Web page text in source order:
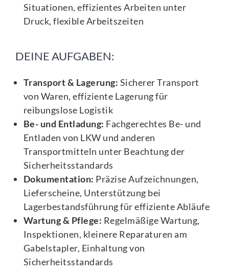
Situationen, effizientes Arbeiten unter
Druck, flexible Arbeitszeiten
DEINE AUFGABEN:
Transport & Lagerung: Sicherer Transport
von Waren, effiziente Lagerung für
reibungslose Logistik
Be- und Entladung: Fachgerechtes Be- und
Entladen von LKW und anderen
Transportmitteln unter Beachtung der
Sicherheitsstandards
Dokumentation: Präzise Aufzeichnungen,
Lieferscheine, Unterstützung bei
Lagerbestandsführung für effiziente Abläufe
Wartung & Pflege: Regelmäßige Wartung,
Inspektionen, kleinere Reparaturen am
Gabelstapler, Einhaltung von
Sicherheitsstandards